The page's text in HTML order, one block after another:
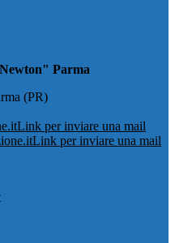
Parma
(PR)
Link per inviare una mail
Link per inviare una mail